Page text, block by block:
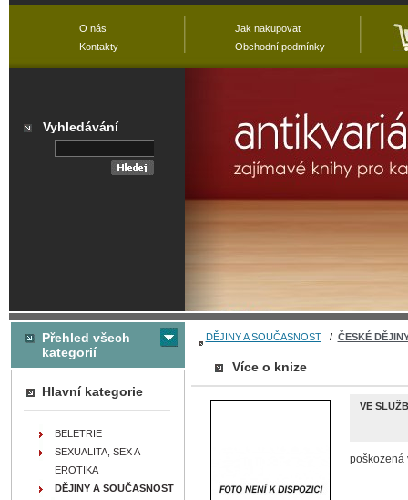
DĚJINY A SOUČASNOST/ ČESKÉ
Více o knize
VE
poškozená
Přehled všech
kategorií
Hlavní kategorie
BELETRIE
SEXUALITA, SEX A
EROTIKA
DĚJINY A SOUČASNOST
O nás
Kontakty
Jak nakupovat
Obchodní podmínky
Vyhledávání